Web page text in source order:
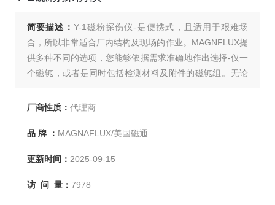
简要描述：Y-1磁粉探伤仪-是便携式，且适用于艰难场
合，所以非常适合厂内结构及现场的作业。MAGNFLUX提
供多种不同的选项，您能够依据需求准确地作出选择-仅一
个磁轭，或者是同时包括检测材料及附件的磁轭组。无论
7/直流磁轭来找出表面和近表面的缺陷，或者是选择便携
保证。
厂商性质： 代理商
品 牌 ： MAGNAFLUX/美国磁通
更新时间： 2025-09-15
访 问 量： 7978